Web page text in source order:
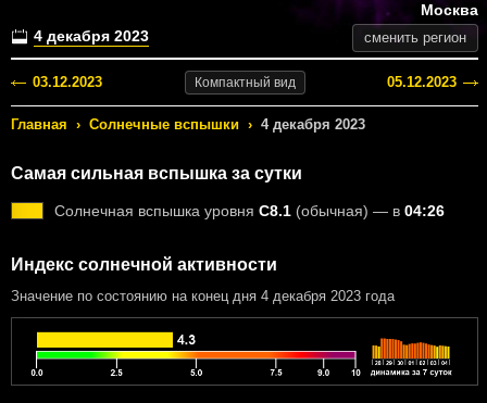
4 декабря 2023
Москва
сменить регион
03.12.2023 Компактный вид 05.12.2023
Главная › Солнечные вспышки › 4 декабря 2023
Самая сильная вспышка за сутки
Солнечная вспышка уровня C8.1 (обычная) — в 04:26
Индекс солнечной активности
Значение по состоянию на конец дня 4 декабря 2023 года